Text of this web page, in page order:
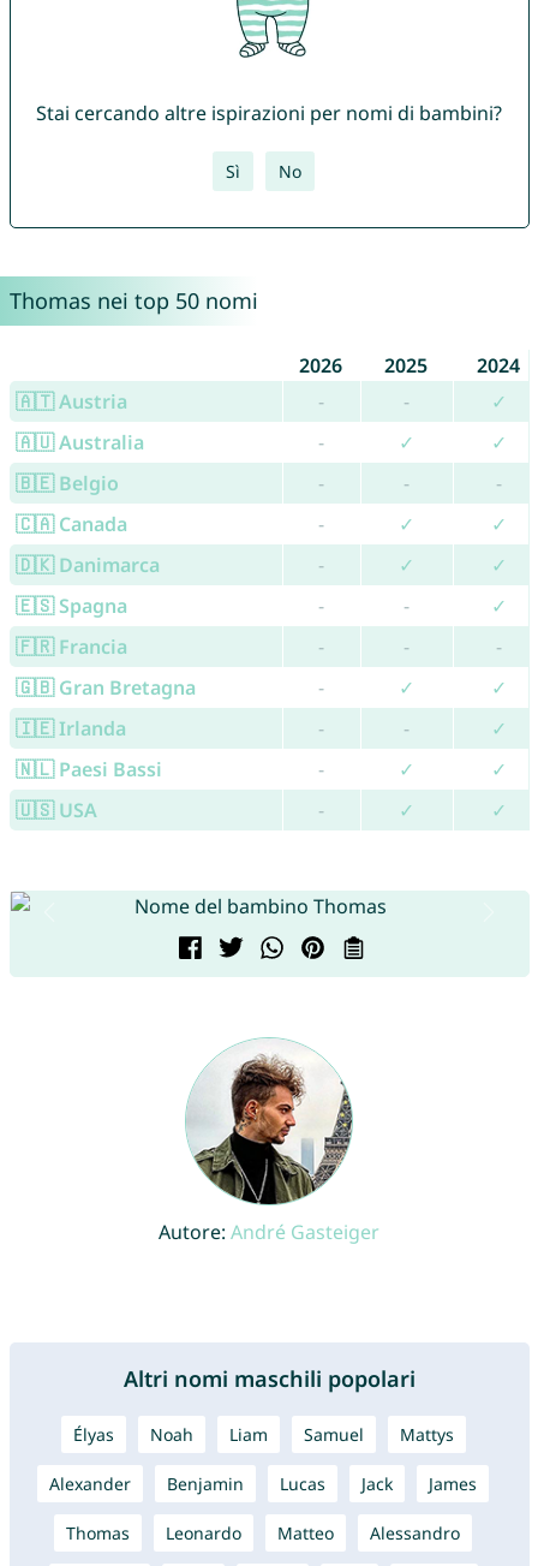
Stai cercando altre ispirazioni per nomi di bambini?
Sì No
Thomas nei top 50 nomi
2026 2025
2024
🇦🇹 Austria
- -
✓
🇦🇺 Australia
- ✓
✓
🇧🇪 Belgio
- -
-
🇨🇦 Canada
- ✓
✓
🇩🇰 Danimarca
- ✓
✓
🇪🇸 Spagna
- -
✓
🇫🇷 Francia
- -
-
🇬🇧 Gran Bretagna
- ✓
✓
🇮🇪 Irlanda
- -
✓
🇳🇱 Paesi Bassi
- ✓
✓
🇺🇸 USA
- ✓ ✓
Autore: André Gasteiger
Altri nomi maschili popolari
Élyas Noah Liam Samuel Mattys
Alexander Benjamin Lucas Jack James
Thomas Leonardo Matteo Alessandro